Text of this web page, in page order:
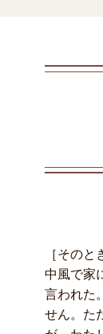
［その
中風で家
言われた
せん。た